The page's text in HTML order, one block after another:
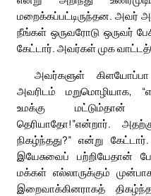
மறைக்கப்பட்டிருந்தன. அவர்
நீங்கள் ஒருவரோடு ஒருவர்
கேட்டார். அவர்கள் முக
அவர்களுள்
அவரிடம் மறுமொழியாக,
உமக்கு மட்டும்தான்
தெரியாதோ!”என்றார்.
நிகழ்ந்தது?” என்று
இயேசுவைப் பற்றியேதான்
மக்கள் எல்லாருக்கும்
இறைவாக்கினராகத்